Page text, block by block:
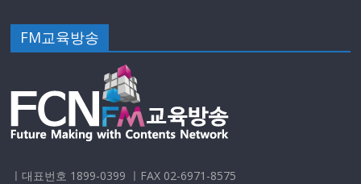
FM교육방송
ㅣ대표번호 1899-0399 ㅣFAX 02-6971-8575